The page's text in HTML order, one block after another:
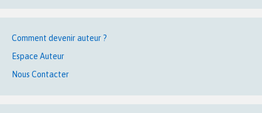
Comment devenir auteur ?
Espace Auteur
Nous Contacter